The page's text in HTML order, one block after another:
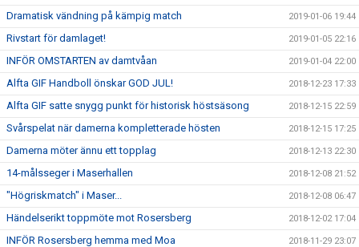
Dramatisk vändning på kämpig match 2019-01-06 19:44
Rivstart för damlaget! 2019-01-05 22:16
INFÖR OMSTARTEN av damtvåan 2019-01-04 22:00
Alfta GIF Handboll önskar GOD JUL! 2018-12-23 17:33
Alfta GIF satte snygg punkt för historisk höstsäsong 2018-12-15 22:59
Svårspelat när damerna kompletterade hösten 2018-12-15 17:25
Damerna möter ännu ett topplag 2018-12-13 22:30
14-målsseger i Maserhallen 2018-12-08 21:52
"Högriskmatch" i Maser... 2018-12-08 06:47
Händelserikt toppmöte mot Rosersberg 2018-12-02 17:04
INFÖR Rosersberg hemma med Moa 2018-11-29 23:07